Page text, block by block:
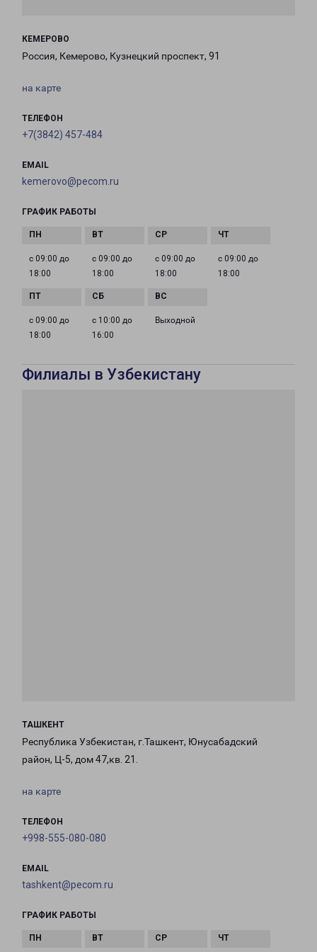
КЕМЕРОВО
Россия, Кемерово, Кузнецкий проспект, 91
на карте
ТЕЛЕФОН
+7(3842) 457-484
EMAIL
kemerovo@pecom.ru
ГРАФИК РАБОТЫ
с 09:00 до
18:00
с 09:00 до
18:00
с 09:00 до
18:00
с 09:00 до
18:00
с 09:00 до
18:00
с 10:00 до
16:00
Выходной
Филиалы в Узбекистану
ТАШКЕНТ
Республика Узбекистан, г.Ташкент, Юнусабадский
район, Ц-5, дом 47,кв. 21.
на карте
ТЕЛЕФОН
+998-555-080-080
EMAIL
tashkent@pecom.ru
ГРАФИК РАБОТЫ